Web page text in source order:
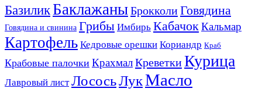
БазиликБаклажаныБрокколиГовядина
Говядина и свинина Грибы Имбирь КабачокКальмар
Картофель Кедровые орешки Кориандр Краб
Крабовые палочки КрахмалКреветкиКурица
Лавровый лист ЛососьЛукМасло